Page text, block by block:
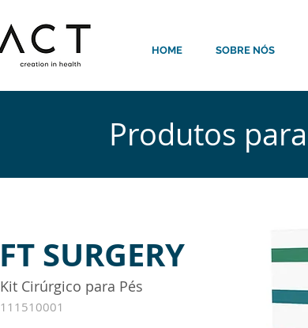
HOME SOBRE NÓS
Produtos para
FT SURGERY
Kit Cirúrgico para Pés
111510001